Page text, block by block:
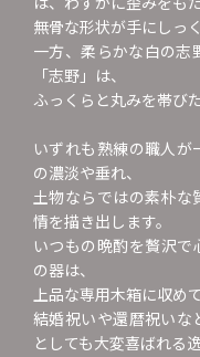
無骨な形状が手にしっ
一方、柔らかな白の志
「志野」は、
ふっくらと丸みを帯び
いずれも熟練の職人
の濃淡や垂れ、
土物ならではの素朴な
情を描き出します。
いつもの晩酌を贅沢で
の器は、
上品な専用木箱に収め
結婚祝いや還暦祝いな
としても大変喜ばれる